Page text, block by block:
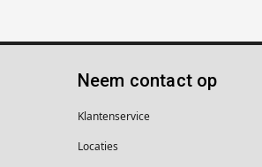
Neem contact op
Klantenservice
Locaties